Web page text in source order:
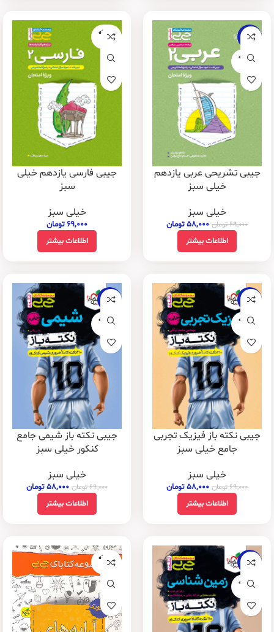
-16%
فروخته
جیبی تشریحی عربی یازدهم
خیلی سبز
خیلی سبز
۶۹,۰۰۰تومان ۵۸,۰۰۰ تومان
اطلاعات بیشتر
فروخته
شده
جیبی فارسی یازدهم خیلی
سبز
خیلی سبز
۶۹,۰۰۰ تومان
اطلاعات بیشتر
-16%
فروخته
جیبی نکته باز فیزیک تجربی
جامع خیلی سبز
خیلی سبز
۶۹,۰۰۰تومان ۵۸,۰۰۰ تومان
اطلاعات بیشتر
-16%
فروخته
جیبی نکته باز شیمی جامع
کنکور خیلی سبز
خیلی سبز
۶۹,۰۰۰تومان ۵۸,۰۰۰ تومان
اطلاعات بیشتر
-16%
فروخته
فروخته
شده